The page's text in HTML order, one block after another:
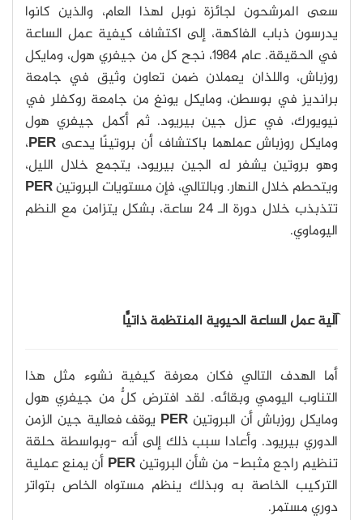
سعى المرشحون لجائزة نوبل لهذا العام، والذين كانوا
يدرسون ذباب الفاكهة، إلى اكتشاف كيفية عمل الساعة
في الحقيقة. عام 1984، نجح كل من جيفري هول، ومايكل
روزباش، واللذان يعملان ضمن تعاون وثيق في جامعة
برانديز في بوسطن، ومايكل يونغ من جامعة روكفلر في
نيويورك، في عزل جين بيريود. ثم أكمل جيفري هول
ومايكل روزباش عملهما باكتشاف أن بروتينًا يدعى PER،
وهو بروتين يشفر له الجين بيريود، يتجمع خلال الليل،
ويتحطم خلال النهار. وبالتالي، فإن مستويات البروتينPER
تتذبذب خلال دورة الـ 24 ساعة، بشكل يتزامن مع النظم
اليوماوي.
آلية عمل الساعة الحيوية المنتظمة ذاتيًّا
أما الهدف التالي فكان معرفة كيفية نشوء مثل هذا
التناوب اليومي وبقائه. لقد افترض كلٌّ من جيفري هول
ومايكل روزباش أن البروتين PER يوقف فعالية جين الزمن
الدوري بيريود. وأعادا سبب ذلك إلى أنه -وبواسطة حلقة
تنظيم راجع مثبط- من شأن البروتينPER أن يمنع عملية
التركيب الخاصة به وبذلك ينظم مستواه الخاص بتواتر
دوري مستمر.